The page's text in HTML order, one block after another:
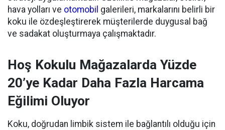
hava yolları ve otomobil galerileri, markalarını belirli bir
koku ile özdeşleştirerek müşterilerde duygusal bağ
ve sadakat oluşturmaya çalışmaktadır.
Hoş Kokulu Mağazalarda Yüzde
20’ye Kadar Daha Fazla Harcama
Eğilimi Oluyor
Koku, doğrudan limbik sistem ile bağlantılı olduğu için